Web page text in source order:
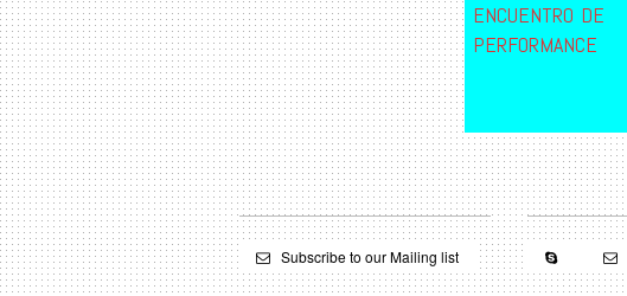
ENCUENTRO DE
PERFORMANCE
Subscribe to our Mailing list